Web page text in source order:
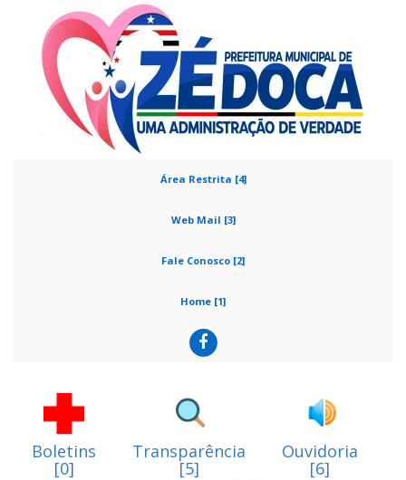
Área Restrita [4]
Web Mail [3]
Fale Conosco [2]
Home [1]
Boletins
[0]
Transparência
[5]
Ouvidoria
[6]